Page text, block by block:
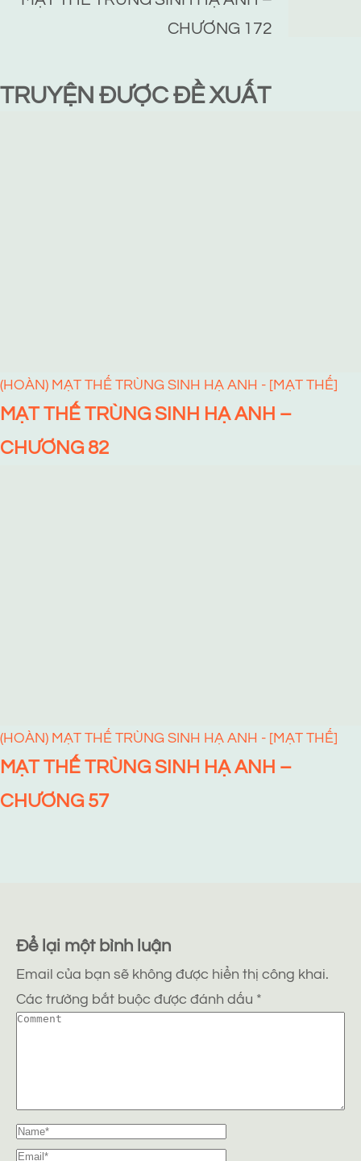
CHƯƠNG 172
TRUYỆN ĐƯỢC ĐỀ XUẤT
(HOÀN) MẠT THẾ TRÙNG SINH HẠ ANH - [MẠT THẾ]
MẠT THẾ TRÙNG SINH HẠ ANH –
CHƯƠNG 82
(HOÀN) MẠT THẾ TRÙNG SINH HẠ ANH - [MẠT THẾ]
MẠT THẾ TRÙNG SINH HẠ ANH –
CHƯƠNG 57
Để lại một bình luận
Email của bạn sẽ không được hiển thị công khai.
Các trường bắt buộc được đánh dấu *